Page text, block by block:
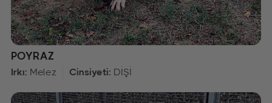
POYRAZ
Irkı: Melez Cinsiyeti: DİŞİ